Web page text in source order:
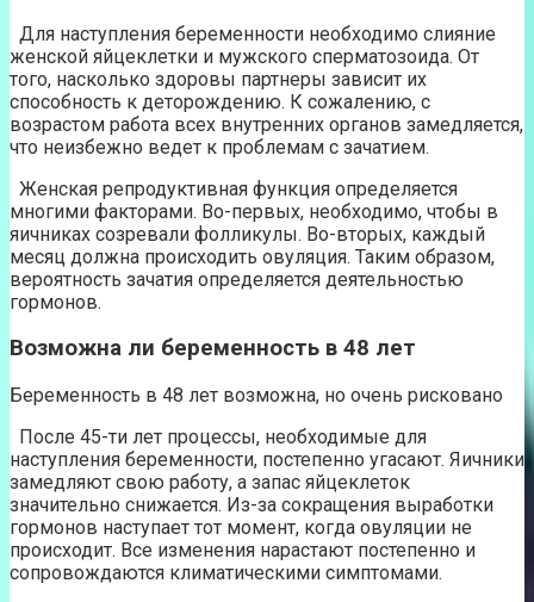
Для наступления беременности необходимо слияние
женской яйцеклетки и мужского сперматозоида. От
того, насколько здоровы партнеры зависит их
способность к деторождению. К сожалению, с
возрастом работа всех внутренних органов замедляется,
что неизбежно ведет к проблемам с зачатием.
Женская репродуктивная функция определяется
многими факторами. Во-первых, необходимо, чтобы в
яичниках созревали фолликулы. Во-вторых, каждый
месяц должна происходить овуляция. Таким образом,
вероятность зачатия определяется деятельностью
гормонов.
Возможна ли беременность в 48 лет
Беременность в 48 лет возможна, но очень рисковано
После 45-ти лет процессы, необходимые для
наступления беременности, постепенно угасают. Яичники
замедляют свою работу, а запас яйцеклеток
значительно снижается. Из-за сокращения выработки
гормонов наступает тот момент, когда овуляции не
происходит. Все изменения нарастают постепенно и
сопровождаются климатическими симптомами.